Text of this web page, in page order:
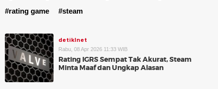
#rating game
#steam
detikInet
Rabu, 08 Apr 2026 11:33 WIB
Rating IGRS Sempat Tak Akurat, Steam
Minta Maaf dan Ungkap Alasan